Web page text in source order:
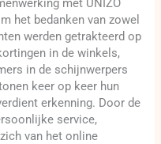
met UNIZO
het bedanken van zowel
werden getrakteerd op
in de winkels,
in de schijnwerpers
keer op keer hun
erkenning. Door de
service,
van het online